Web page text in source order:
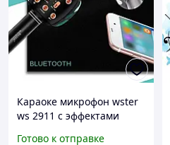
Караоке микрофон wster
ws 2911 с эффектами
Готово к отправке